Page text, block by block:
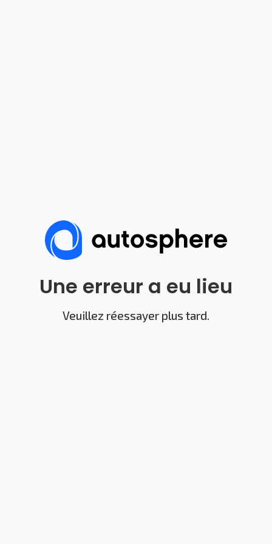
Une erreur a eu lieu
Veuillez réessayer plus tard.